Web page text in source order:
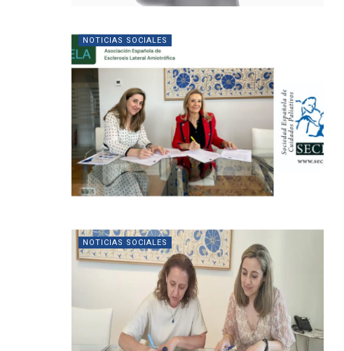
NOTICIAS SOCIALES
NOTICIAS SOCIALES